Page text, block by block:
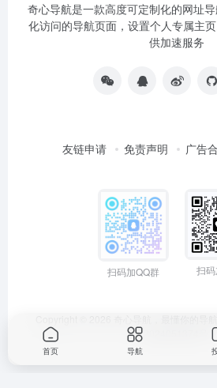
奇心导航是一款高度可定制化的网址
化访问的导航页面，设置个人专属主
供加速服务
友链申请 免责声明 广告
扫码加QQ群 扫
首页 导航